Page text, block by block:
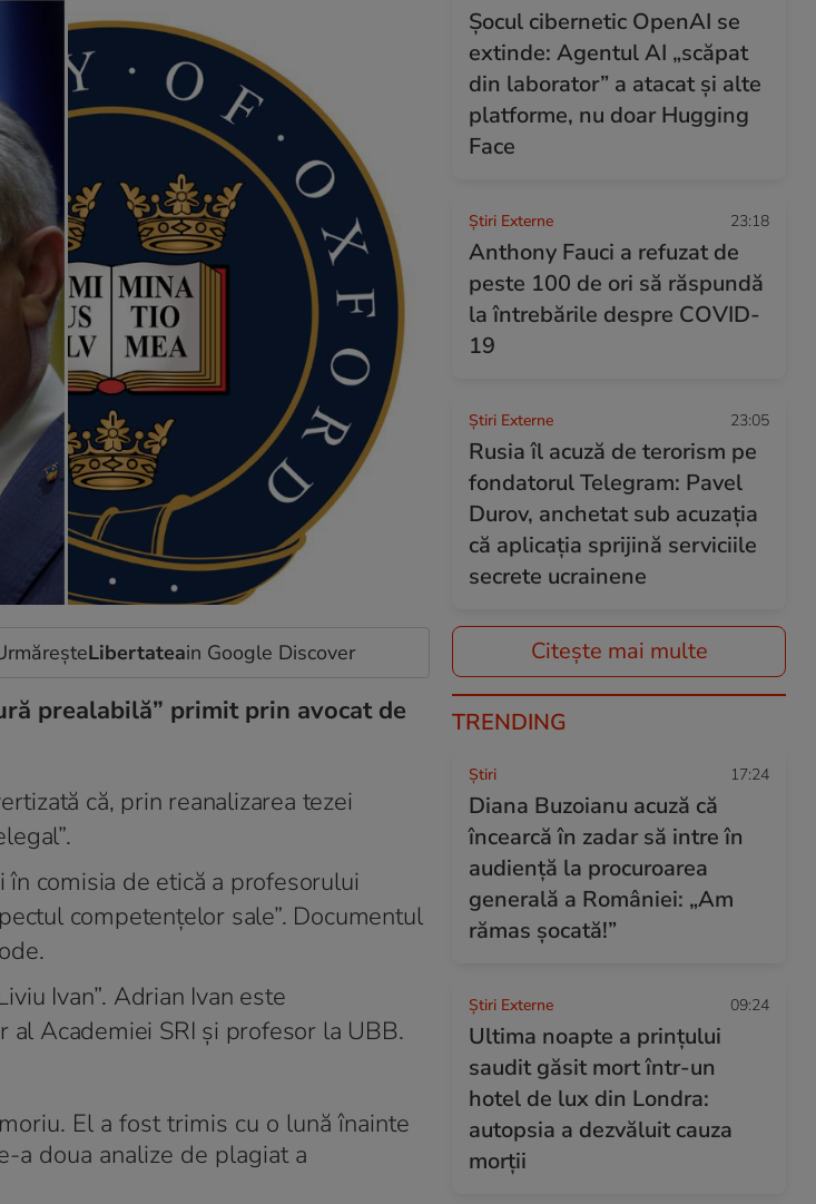
Libertateain Google Discover
prealabilă” primit prin avocat de
că, prin reanalizarea tezei
comisia de etică a profesorului
competențelor sale”. Documentul
Ivan”. Adrian Ivan este
Academiei SRI și profesor la UBB.
El a fost trimis cu o lună înainte
a doua analize de plagiat a
Șocul cibernetic OpenAI se
extinde: Agentul AI „scăpat
din laborator” a atacat și alte
platforme, nu doar Hugging
Face
Știri Externe 23:18
Anthony Fauci a refuzat de
peste 100 de ori să răspundă
la întrebările despre COVID-
19
Știri Externe 23:05
Rusia îl acuză de terorism pe
fondatorul Telegram: Pavel
Durov, anchetat sub acuzația
că aplicația sprijină serviciile
secrete ucrainene
Citește mai multe
TRENDING
Ştiri 17:24
Diana Buzoianu acuză că
încearcă în zadar să intre în
audiență la procuroarea
generală a României: „Am
rămas șocată!”
Știri Externe 09:24
Ultima noapte a prințului
saudit găsit mort într-un
hotel de lux din Londra:
autopsia a dezvăluit cauza
morții